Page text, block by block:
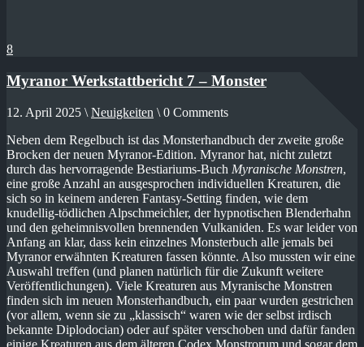
8
Myranor Werkstattbericht 7 – Monster
12. April 2025 \ Neuigkeiten \ 0 Comments
Neben dem Regelbuch ist das Monsterhandbuch der zweite große
Brocken der neuen Myranor-Edition. Myranor hat, nicht zuletzt
durch das hervorragende Bestiariums-Buch Myranische Monstren,
eine große Anzahl an ausgesprochen individuellen Kreaturen, die
sich so in keinem anderen Fantasy-Setting finden, wie dem
knudellig-tödlichen Alpschmeichler, der hypnotischen Blenderhahn
und den geheimnisvollen brennenden Vulkaniden. Es war leider von
Anfang an klar, dass kein einzelnes Monsterbuch alle jemals bei
Myranor erwähnten Kreaturen fassen könnte. Also mussten wir eine
Auswahl treffen (und planen natürlich für die Zukunft weitere
Veröffentlichungen). Viele Kreaturen aus Myranische Monstren
finden sich im neuen Monsterhandbuch, ein paar wurden gestrichen
(vor allem, wenn sie zu „klassisch“ waren wie der selbst irdisch
bekannte Diplodocian) oder auf später verschoben und dafür fanden
einige Kreaturen aus dem älteren Codex Monstrorum und sogar dem